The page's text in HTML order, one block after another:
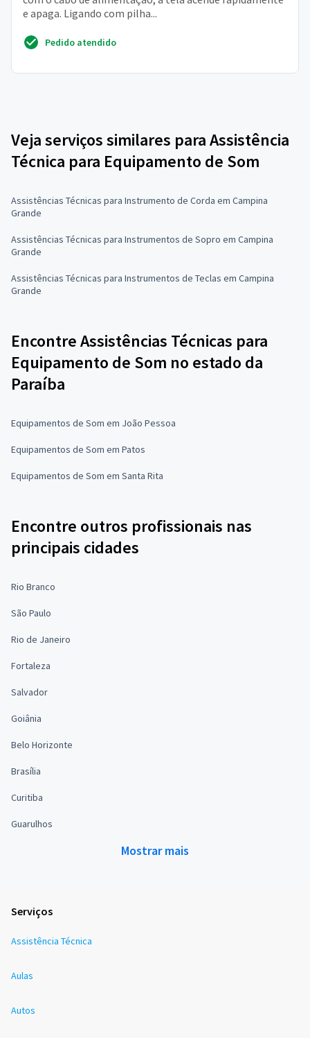
e apaga. Ligando com pilha...
Pedido atendido
Veja serviços similares para Assistência
Técnica para Equipamento de Som
Assistências Técnicas para Instrumento de Corda em Campina
Grande
Assistências Técnicas para Instrumentos de Sopro em Campina
Grande
Assistências Técnicas para Instrumentos de Teclas em Campina
Grande
Encontre Assistências Técnicas para
Equipamento de Som no estado da
Paraíba
Equipamentos de Som em João Pessoa
Equipamentos de Som em Patos
Equipamentos de Som em Santa Rita
Encontre outros profissionais nas
principais cidades
Rio Branco
São Paulo
Rio de Janeiro
Fortaleza
Salvador
Goiânia
Belo Horizonte
Brasília
Curitiba
Guarulhos
Mostrar mais
Serviços
Assistência Técnica
Aulas
Autos